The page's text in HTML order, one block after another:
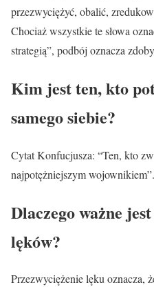
przezwyciężyć, obalić,
Chociaż wszystkie te słowa
strategią”, podbój oznacza
Kim jest ten, kto
samego siebie?
Cytat Konfucjusza: “Ten, kto
najpotężniejszym wojownikiem”.
Dlaczego ważne
lęków?
Przezwyciężenie lęku oznacza,